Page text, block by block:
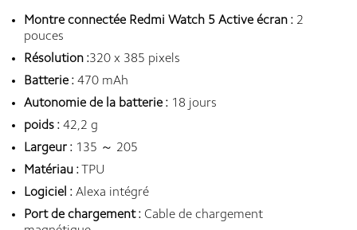
Montre connectée Redmi Watch 5 Active écran : 2
pouces
Résolution :320 x 385 pixels
Batterie : 470 mAh
Autonomie de la batterie : 18 jours
poids : 42,2 g
Largeur : 135 ～ 205
Matériau : TPU
Logiciel : Alexa intégré
Port de chargement : Cable de chargement